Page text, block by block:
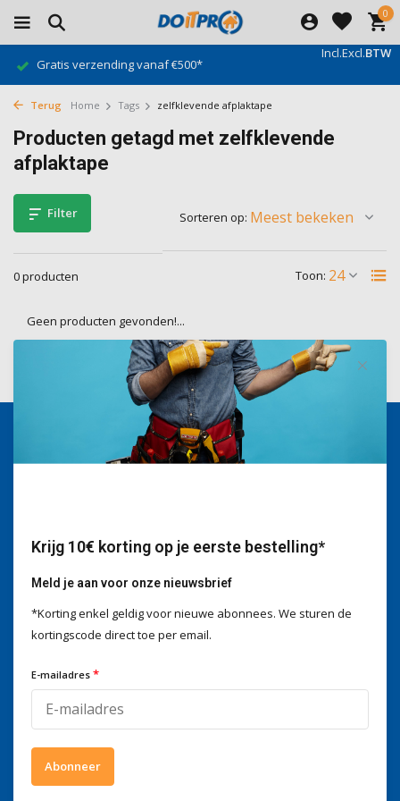
0
Incl.Excl.BTW
Gratis verzending vanaf €500*
Terug Home Tags zelfklevende afplaktape
Producten getagd met zelfklevende
afplaktape
Filter
0 producten Toon:
Sorteren op:
Geen producten gevonden!...
Wij helpen je graag
kantooruren bereikbaar op
+3278250650
4 / 5 Wij scoren een4 / 5opTrustpilot
Krijg 10€ korting op je eerste bestelling*
Meld je aan voor onze nieuwsbrief
*Korting enkel geldig voor nieuwe abonnees. We sturen de
kortingscode direct toe per email.
E-mailadres *
Abonneer